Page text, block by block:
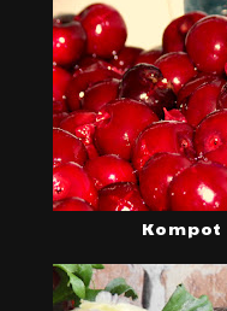
Kompot